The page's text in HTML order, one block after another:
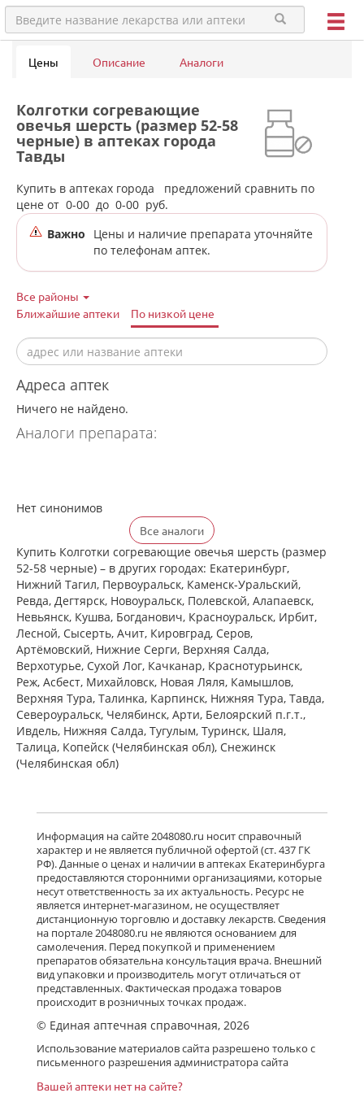
Цены Описание Аналоги
Колготки согревающие
овечья шерсть (размер 52-58
черные) в аптеках города
Тавды
Купить в аптеках города
предложений сравнить по
цене от 0-00 до 0-00 руб.
Важно
Цены и наличие препарата уточняйте
по телефонам аптек.
Все районы
Ближайшие аптеки
По низкой цене
Адреса аптек
Ничего не найдено.
Аналоги препарата:
Нет синонимов
Все аналоги
Купить Колготки согревающие овечья шерсть (размер
52-58 черные) – в других городах: Екатеринбург,
Нижний Тагил, Первоуральск, Каменск-Уральский,
Ревда, Дегтярск, Новоуральск, Полевской, Алапаевск,
Невьянск, Кушва, Богданович, Красноуральск, Ирбит,
Лесной, Сысерть, Ачит, Кировград, Серов,
Артёмовский, Нижние Cерги, Верхняя Салда,
Верхотурье, Сухой Лог, Качканар, Краснотурьинск,
Реж, Асбест, Михайловск, Новая Ляля, Камышлов,
Верхняя Тура, Талинка, Карпинск, Нижняя Тура, Тавда,
Североуральск, Челябинск, Арти, Белоярский п.г.т.,
Ивдель, Нижняя Салда, Тугулым, Туринск, Шаля,
Талица, Копейск (Челябинская обл), Снежинск
(Челябинская обл)
Информация на сайте 2048080.ru носит справочный
характер и не является публичной офертой (ст. 437 ГК
РФ). Данные о ценах и наличии в аптеках Екатеринбурга
предоставляются сторонними организациями, которые
несут ответственность за их актуальность. Ресурс не
является интернет-магазином, не осуществляет
дистанционную торговлю и доставку лекарств. Сведения
на портале 2048080.ru не являются основанием для
самолечения. Перед покупкой и применением
препаратов обязательна консультация врача. Внешний
вид упаковки и производитель могут отличаться от
представленных. Фактическая продажа товаров
происходит в розничных точках продаж.
© Единая аптечная справочная, 2026
Использование материалов сайта разрешено только с
письменного разрешения администратора сайта
Вашей аптеки нет на сайте?